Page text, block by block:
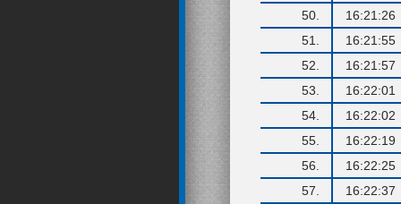
50.
16:21:26
51.
16:21:55
52.
16:21:57
53.
16:22:01
54.
16:22:02
55.
16:22:19
56.
16:22:25
57.
16:22:37